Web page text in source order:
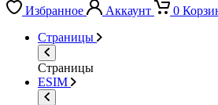
Избранное
Аккаунт 0
Страницы
Страницы
ESIM